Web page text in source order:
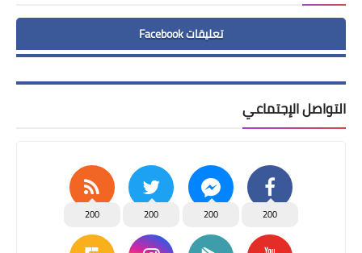
تعليقات Facebook
التواصل الإجتماعي
200
200
200
200